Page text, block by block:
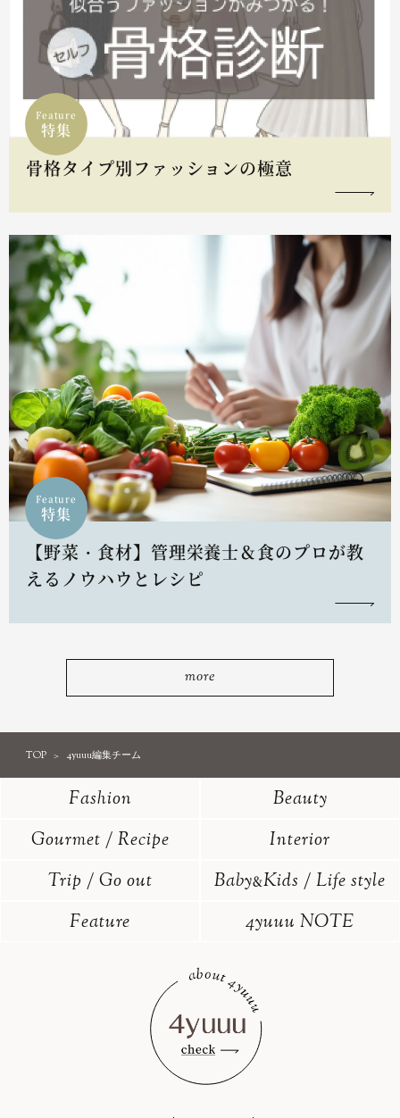
Feature
特集
骨格タイプ別ファッションの極意
Feature
特集
【野菜・食材】管理栄養士＆食のプロが教
えるノウハウとレシピ
more
TOP 4yuuu編集チーム
Fashion
Beauty
Gourmet / Recipe
Interior
Trip / Go out
Baby&Kids / Life style
Feature
4yuuu NOTE